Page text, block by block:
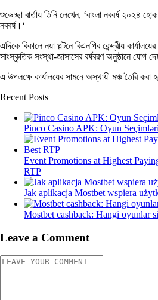
শুভেচ্ছা বার্তায় তিনি লেখেন, ‘বাংলা নববর্ষ ২০২৪
নববর্ষ।‘
এদিকে বিকালে নয়া পল্টনে বিএনপির কেন্দ্রীয়
সাংস্কৃতিক সংস্থা-জাসাসের বর্ষবরণ অনুষ্ঠানে যোগ
এ উপলক্ষে কার্যালয়ের সামনে অস্থায়ী মঞ্চ তৈরি করা
Recent Posts
Pinco Casino APK: Oyun
Event Promotions at Highest
RTP
Jak aplikacja Mostbet wspiera
Mostbet cashback: Hangi oyunlar
Leave a Comment